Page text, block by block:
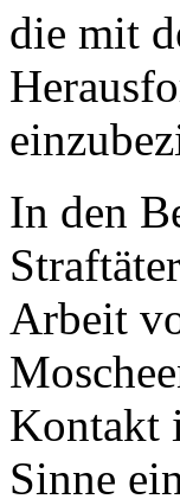
die mit
In den
Arbeit
Kontakt
Sinne